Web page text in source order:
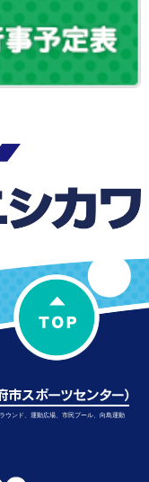
ウンド、運動広場、市民プール、向島運動